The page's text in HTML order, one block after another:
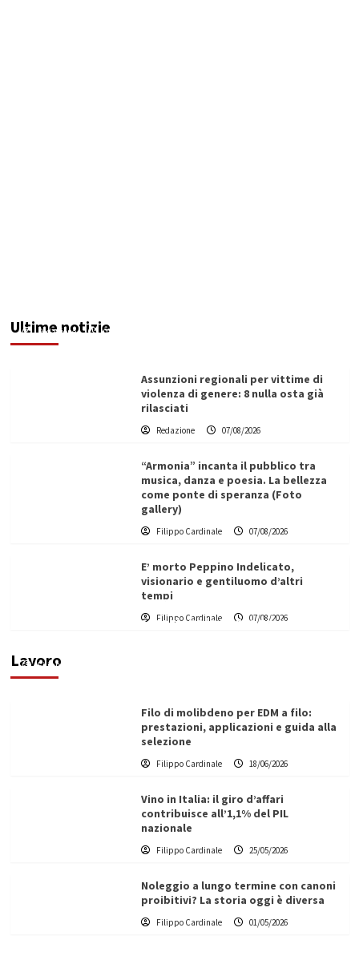
Ultime notizie
Redazione 07/08/2026
Assunzioni regionali per vittime di
violenza di genere: 8 nulla osta già
rilasciati
Redazione 07/08/2026
“Armonia” incanta il pubblico tra
musica, danza e poesia. La bellezza
come ponte di speranza (Foto
gallery)
Filippo Cardinale 07/08/2026
E’ morto Peppino Indelicato,
visionario e gentiluomo d’altri
tempi
Filippo Cardinale 07/08/2026
Lavoro
L’ingegnere saccense Buscarnera partner chiave
di un progetto transnazionale per la transizione
Filippo Cardinale
Filo di molibdeno per EDM a filo:
prestazioni, applicazioni e guida alla
selezione
Filippo Cardinale 18/06/2026
Vino in Italia: il giro d’affari
contribuisce all’1,1% del PIL
nazionale
Filippo Cardinale 25/05/2026
Noleggio a lungo termine con canoni
proibitivi? La storia oggi è diversa
Filippo Cardinale 01/05/2026